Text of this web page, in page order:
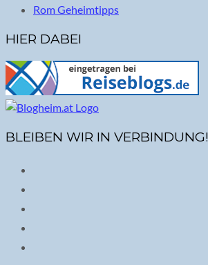
Rom Geheimtipps
HIER DABEI
BLEIBEN WIR IN VERBINDUNG!